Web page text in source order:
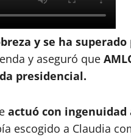
y se ha superado
y aseguró que
presidencial.
actuó con ingenuidad
escogido a Claudia